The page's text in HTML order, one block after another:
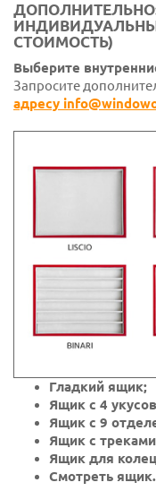
СТОИМОСТЬ)
Выберите
Запросите
адресу
Гладкий ящик;
Ящик с 4
Ящик с 9
Ящик с
Ящик для
Смотреть ящик.